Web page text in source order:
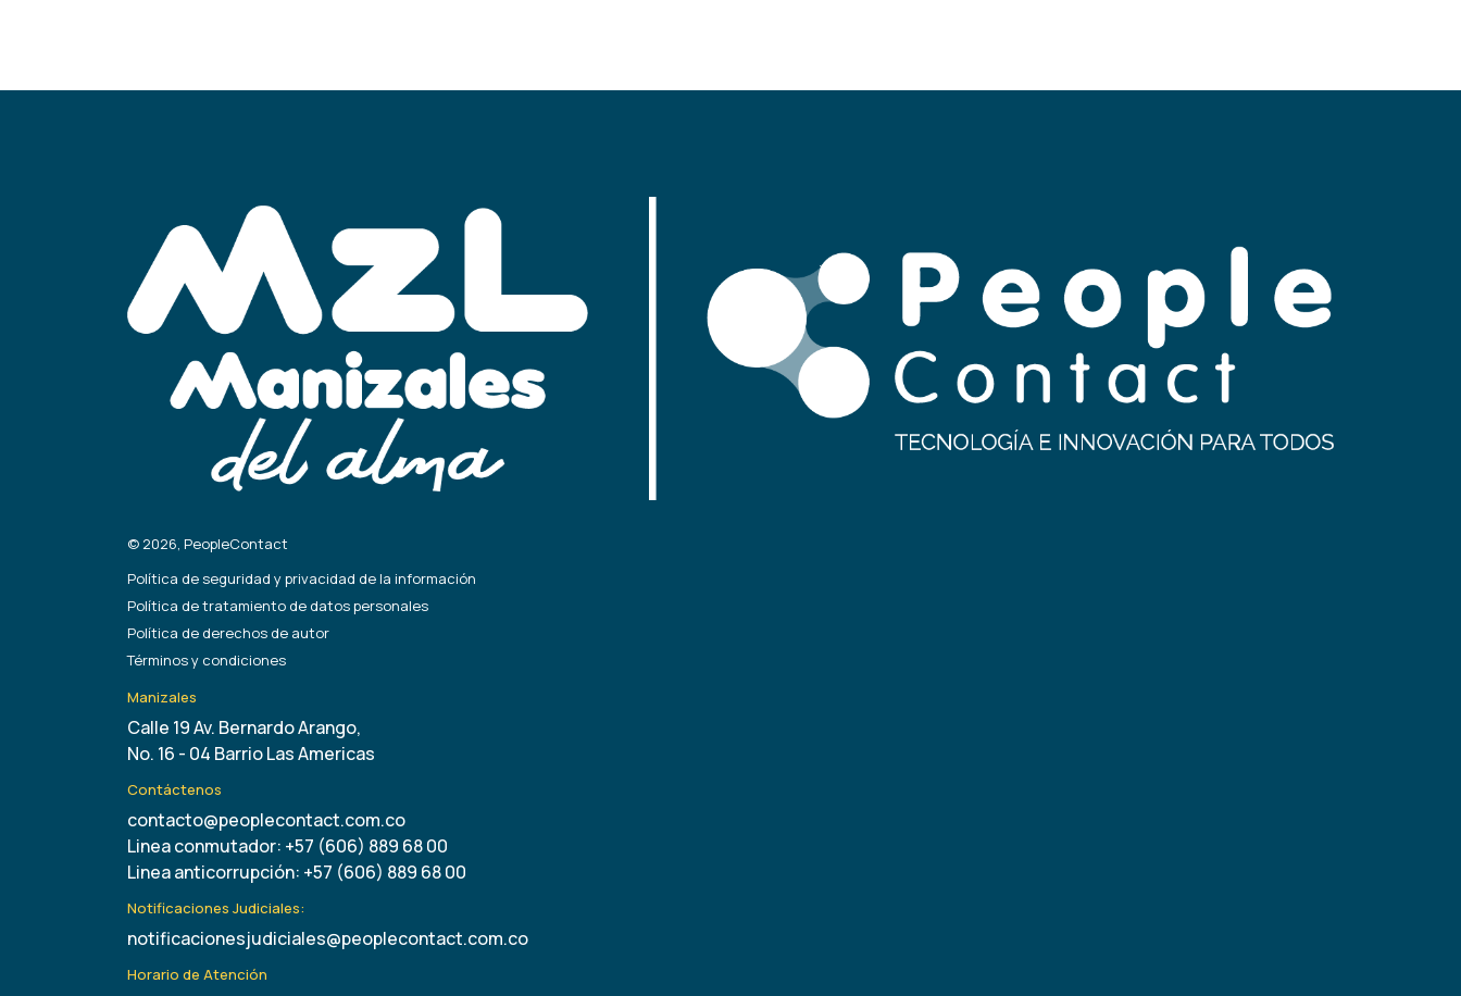
© 2026, PeopleContact
Política de seguridad y privacidad de la información
Política de tratamiento de datos personales
Política de derechos de autor
Términos y condiciones
Manizales
Calle 19 Av. Bernardo Arango,
No. 16 - 04 Barrio Las Americas
Contáctenos
contacto@peoplecontact.com.co
Linea conmutador: +57 (606) 889 68 00
Linea anticorrupción: +57 (606) 889 68 00
Notificaciones Judiciales:
notificacionesjudiciales@peoplecontact.com.co
Horario de Atención